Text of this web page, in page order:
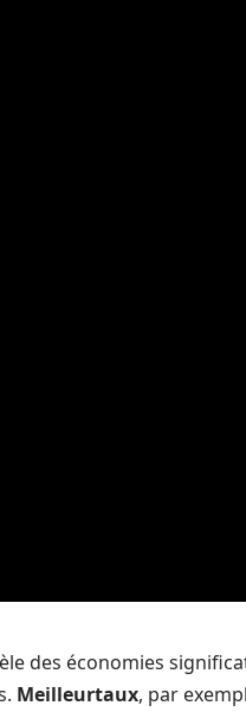
des économies
Meilleurtaux, par